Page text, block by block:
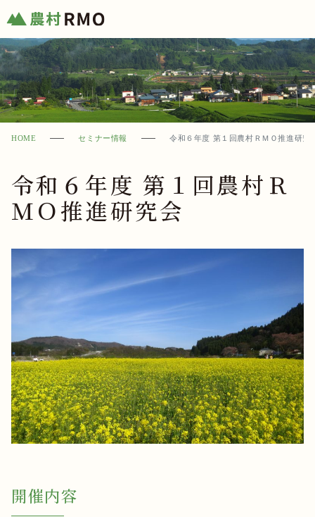
HOME セミナー情報 令和６年度 第１回農村ＲＭＯ推進研究
令和６年度 第１回農村Ｒ
ＭＯ推進研究会
開催内容